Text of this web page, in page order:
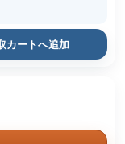
カートへ追加